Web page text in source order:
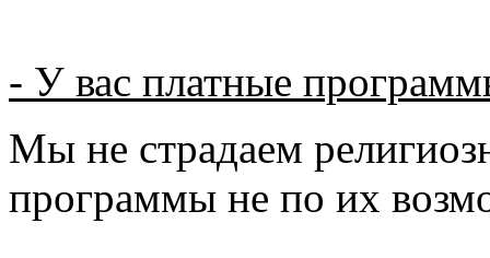
- У вас платные
Мы не страдаем
программы не по их